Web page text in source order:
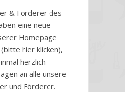
& Förderer des
eine neue
Homepage
hier klicken),
herzlich
an alle unsere
und Förderer.